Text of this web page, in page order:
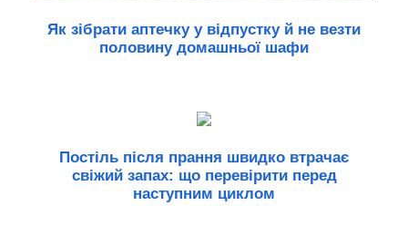
Як зібрати аптечку у відпустку й не везти
половину домашньої шафи
Постіль після прання швидко втрачає
свіжий запах: що перевірити перед
наступним циклом